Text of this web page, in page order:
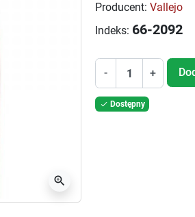
zoom_in
Producent: Vallejo
Indeks: 66-2092
- +
 Dostępny